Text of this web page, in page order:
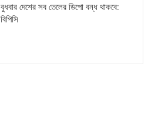
বুধবার দেশের সব তেলের ডিপো বন্ধ থাকবে:
বিপিসি